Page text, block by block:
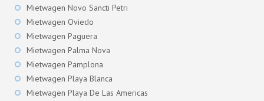
Mietwagen Novo Sancti Petri
Mietwagen Oviedo
Mietwagen Paguera
Mietwagen Palma Nova
Mietwagen Pamplona
Mietwagen Playa Blanca
Mietwagen Playa De Las Americas